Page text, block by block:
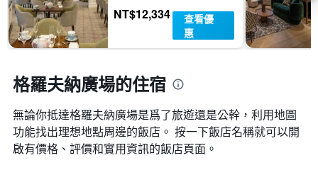
NT$12,334
查看優
惠
格羅夫納廣場的住宿
無論你抵達格羅夫納廣場​是爲了旅遊還是公幹，利用地圖
功能找出理想地點周邊的飯店。 按一下飯店名稱就可以開
啟有價格、評價和實用資訊的飯店頁面。